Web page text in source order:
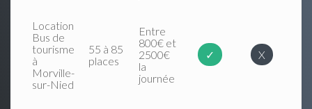
Location
Bus de
tourisme
à
Morville-
sur-Nied
55 à 85
places
Entre
800€ et
2500€
la
journée
✓ X